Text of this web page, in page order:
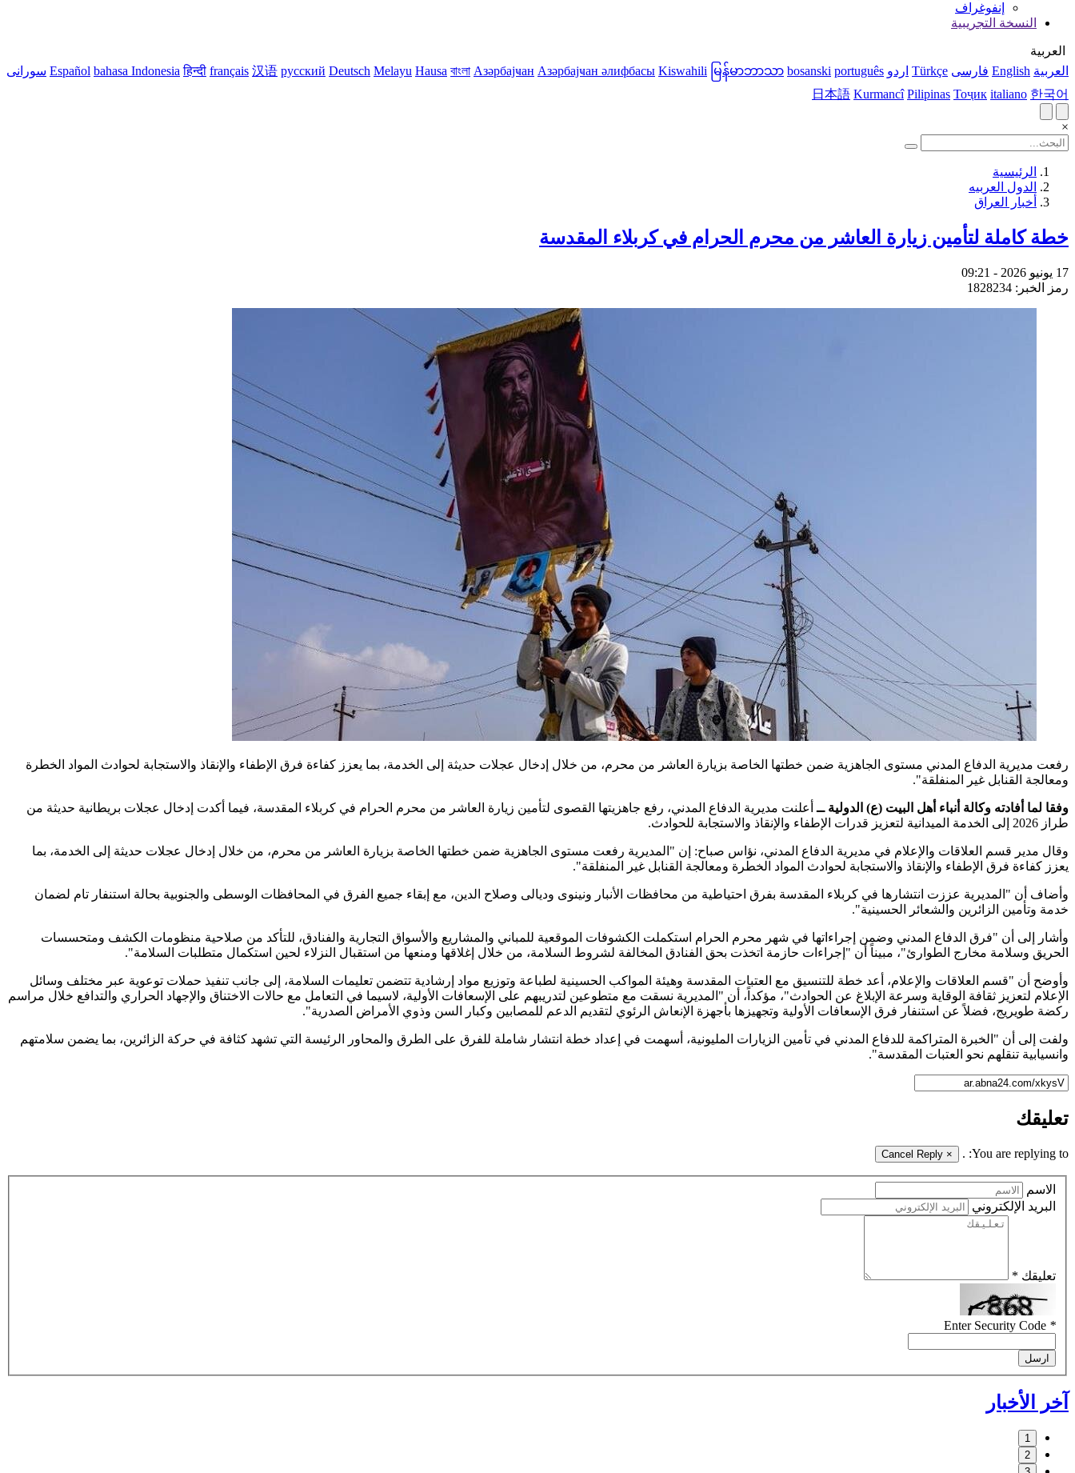
إنفوغراف
النسخة التجريبية
العربية
العربية English فارسی Türkçe اردو Español bahasa Indonesia हिन्दी français 汉语 русский Deutsch Melayu Hausa বাংলা Азәрбајҹан Азәрбајҹан әлифбасы Kiswahili မြန်မာဘာသာ bosanski português
سورانی
日本語 Kurmancî Pilipinas Тоҷик italiano 한국어
×
الرئيسية
الدول العربیه
أخبار العراق
خطة كاملة لتأمين زيارة العاشر من محرم الحرام في كربلاء المقدسة
17 يونيو 2026 - 09:21
رمز الخبر: 1828234
رفعت مديرية الدفاع المدني مستوى الجاهزية ضمن خطتها الخاصة بزيارة العاشر من محرم، من خلال إدخال عجلات حديثة إلى الخدمة، بما يعزز كفاءة فرق الإطفاء والإنقاذ والاستجابة لحوادث المواد الخطرة
ومعالجة القنابل غير المنفلقة".
وفقا لما أفادته وكالة أنباء أهل البيت (ع) الدولية ــ أعلنت مديرية الدفاع المدني، رفع جاهزيتها القصوى لتأمين زيارة العاشر من محرم الحرام في كربلاء المقدسة، فيما أكدت إدخال عجلات بريطانية حديثة من
طراز 2026 إلى الخدمة الميدانية لتعزيز قدرات الإطفاء والإنقاذ والاستجابة للحوادث.
وقال مدير قسم العلاقات والإعلام في مديرية الدفاع المدني، نؤاس صباح: إن "المديرية رفعت مستوى الجاهزية ضمن خطتها الخاصة بزيارة العاشر من محرم، من خلال إدخال عجلات حديثة إلى الخدمة، بما
يعزز كفاءة فرق الإطفاء والإنقاذ والاستجابة لحوادث المواد الخطرة ومعالجة القنابل غير المنفلقة".
وأضاف أن "المديرية عززت انتشارها في كربلاء المقدسة بفرق احتياطية من محافظات الأنبار ونينوى وديالى وصلاح الدين، مع إبقاء جميع الفرق في المحافظات الوسطى والجنوبية بحالة استنفار تام لضمان
خدمة وتأمين الزائرين والشعائر الحسينية".
وأشار إلى أن "فرق الدفاع المدني وضمن إجراءاتها في شهر محرم الحرام استكملت الكشوفات الموقعية للمباني والمشاريع والأسواق التجارية والفنادق، للتأكد من صلاحية منظومات الكشف ومتحسسات
الحريق وسلامة مخارج الطوارئ"، مبيناً أن "إجراءات حازمة اتخذت بحق الفنادق المخالفة لشروط السلامة، من خلال إغلاقها ومنعها من استقبال النزلاء لحين استكمال متطلبات السلامة".
وأوضح أن "قسم العلاقات والإعلام، أعد خطة للتنسيق مع العتبات المقدسة وهيئة المواكب الحسينية لطباعة وتوزيع مواد إرشادية تتضمن تعليمات السلامة، إلى جانب تنفيذ حملات توعوية عبر مختلف وسائل
الإعلام لتعزيز ثقافة الوقاية وسرعة الإبلاغ عن الحوادث"، مؤكداً، أن "المديرية نسقت مع متطوعين لتدريبهم على الإسعافات الأولية، لاسيما في التعامل مع حالات الاختناق والإجهاد الحراري والتدافع خلال مراسم
ركضة طويريج، فضلاً عن استنفار فرق الإسعافات الأولية وتجهيزها بأجهزة الإنعاش الرئوي لتقديم الدعم للمصابين وكبار السن وذوي الأمراض الصدرية".
ولفت إلى أن "الخبرة المتراكمة للدفاع المدني في تأمين الزيارات المليونية، أسهمت في إعداد خطة انتشار شاملة للفرق على الطرق والمحاور الرئيسة التي تشهد كثافة في حركة الزائرين، بما يضمن سلامتهم
وانسيابية تنقلهم نحو العتبات المقدسة".
تعليقك
You are replying to:
.
×
Cancel Reply
الاسم
البريد الإلكتروني
تعليقك *
*
ارسل
آخر الأخبار
1
2